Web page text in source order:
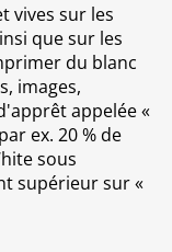
vives sur les
que sur les
du blanc
images,
appelée «
ex. 20 % de
sous
supérieur sur «